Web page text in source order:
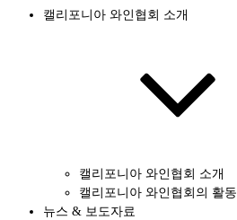
캘리포니아 와인협회 소개
캘리포니아 와인협회 소개
캘리포니아 와인협회의 활동
뉴스 & 보도자료